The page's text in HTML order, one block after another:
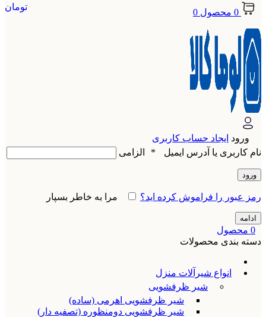
0 محصول 0
تومان
ورود ایجاد حساب کاربری
نام کاربری یا آدرس ایمیل
* الزامی
ورود
رمز عبور را فراموش کرده اید؟ مرا به خاطر بسپار
ادامه
0 محصول
دسته بندی محصولات
انواع شیرآلات منزل
شیر ظرفشویی
شیر ظرفشویی اهرمی (ساده)
شیر ظرفشویی دومنظوره (تصفیه دار)